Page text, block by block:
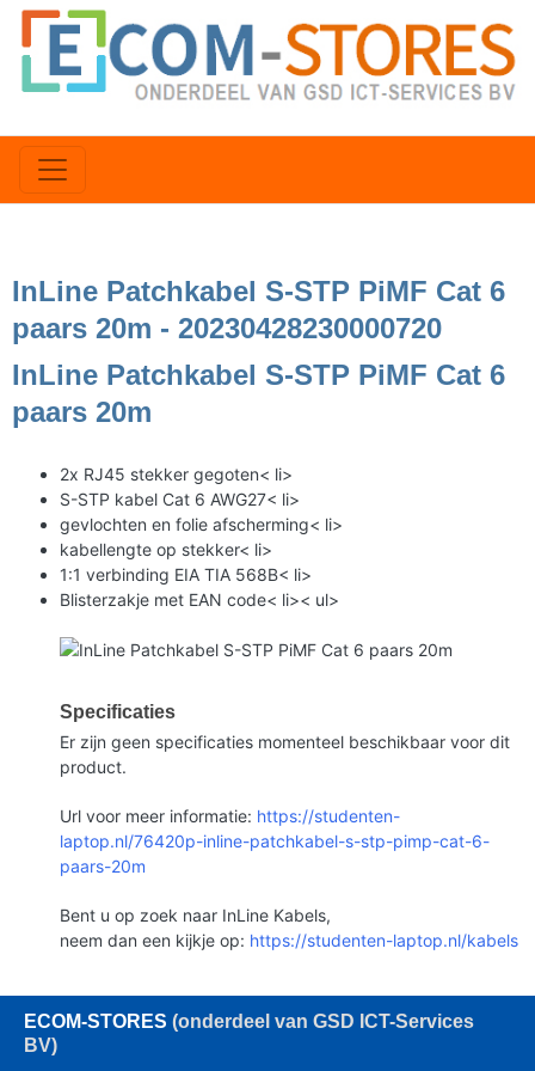
InLine Patchkabel S-STP PiMF Cat 6
paars 20m - 20230428230000720
InLine Patchkabel S-STP PiMF Cat 6
paars 20m
2x RJ45 stekker gegoten< li>
S-STP kabel Cat 6 AWG27< li>
gevlochten en folie afscherming< li>
kabellengte op stekker< li>
1:1 verbinding EIA TIA 568B< li>
Blisterzakje met EAN code< li>< ul>
Specificaties
Er zijn geen specificaties momenteel beschikbaar voor dit
product.
Url voor meer informatie: https://studenten-
laptop.nl/76420p-inline-patchkabel-s-stp-pimp-cat-6-
paars-20m
Bent u op zoek naar InLine Kabels,
neem dan een kijkje op: https://studenten-laptop.nl/kabels
ECOM-STORES (onderdeel van GSD ICT-Services
BV)